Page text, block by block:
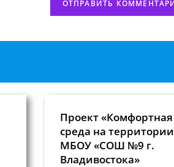
Проект «Комфортная
среда на территории
МБОУ «СОШ №9 г.
Владивостока»